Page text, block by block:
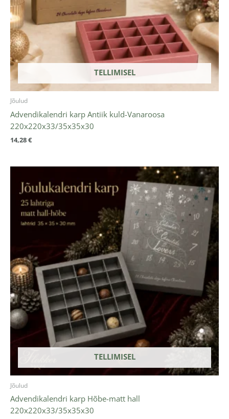
TELLIMISEL
Jõulud
Advendikalendri karp Antiik kuld-Vanaroosa
220x220x33/35x35x30
14,28€
TELLIMISEL
Jõulud
Advendikalendri karp Hõbe-matt hall
220x220x33/35x35x30